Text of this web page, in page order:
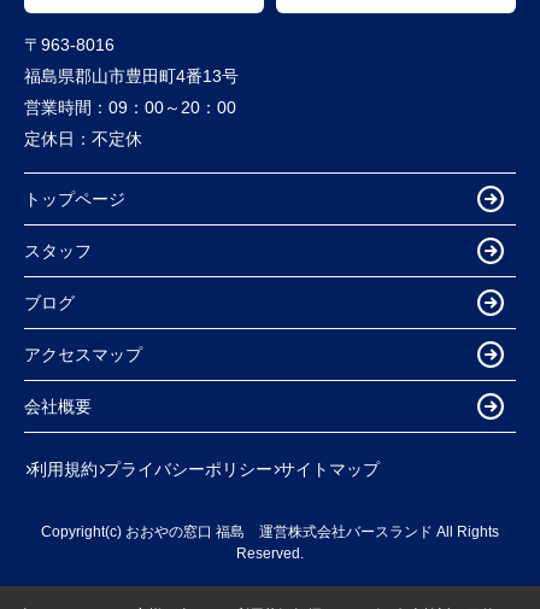
〒963-8016
福島県郡山市豊田町4番13号
営業時間： 09：00～20：00
定休日： 不定休
トップページ
スタッフ
ブログ
アクセスマップ
会社概要
利用規約 プライバシーポリシー サイトマップ
Copyright(c) おおやの窓口 福島 運営株式会社バースランド All Rights
Reserved.